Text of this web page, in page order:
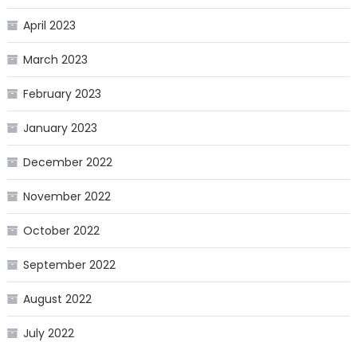
April 2023
March 2023
February 2023
January 2023
December 2022
November 2022
October 2022
September 2022
August 2022
July 2022